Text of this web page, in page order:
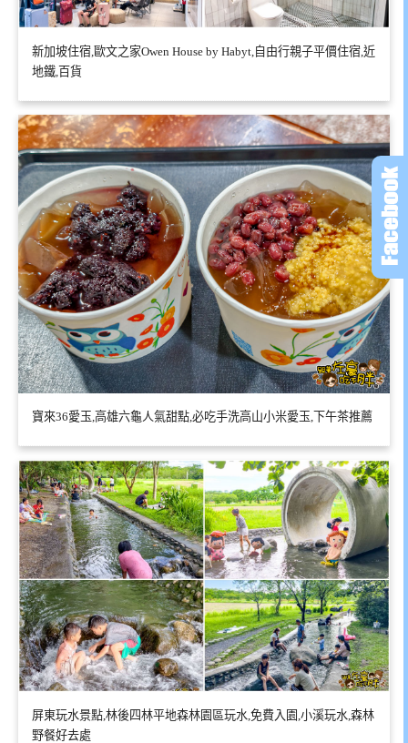
新加坡住宿,歐文之家Owen House by Habyt,自由行親子平價住宿,近
地鐵,百貨
寶來36愛玉,高雄六龜人氣甜點,必吃手洗高山小米愛玉,下午茶推薦
屏東玩水景點,林後四林平地森林園區玩水,免費入園,小溪玩水,森林
野餐好去處